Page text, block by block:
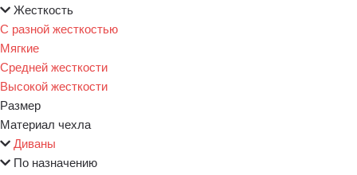
Жесткость
С разной жесткостью
Мягкие
Средней жесткости
Высокой жесткости
Размер
Материал чехла
Диваны
По назначению